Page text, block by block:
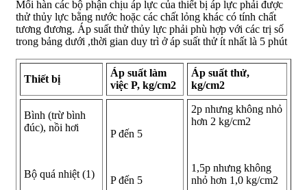
Mối hàn các bộ phận chịu áp lực của thiết bị áp lực phải được
thử thủy lực bằng nước hoặc các chất lỏng khác có tính chất
tương đương. Áp suất thử thủy lực phải phù hợp với các trị số
trong bảng dưới ,thời gian duy trì ở áp suất thử ít nhất là 5 phút
Thiết bị
Áp suất làm
việc P, kg/cm2
Áp suất thử,
kg/cm2
Bình (trừ bình
đúc), nồi hơi
Bộ quá nhiệt (1)
P đến 5
P đến 5
2p nhưng không nhỏ
hơn 2 kg/cm2
1,5p nhưng không
nhỏ hơn 1,0 kg/cm2